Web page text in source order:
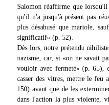
Salomon réaffirme que
qu'il n'a jusqu'à présent pas
plus désabusé que mariole,
significatif» (p. 52).
Dès lors, notre prétendu
nazisme, car, si «on ne savait
vouloir avec fermeté» (p. 65),
casser des vitres, mettre le feu
150) avant que de les
dans l'action la plus violente,